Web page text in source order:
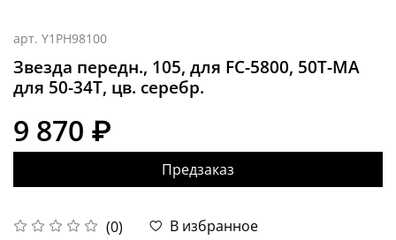
арт. Y1PH98100
Звезда передн., 105, для FC-5800, 50T-MA
для 50-34T, цв. серебр.
(0)
В избранное
9 870 ₽
Предзаказ